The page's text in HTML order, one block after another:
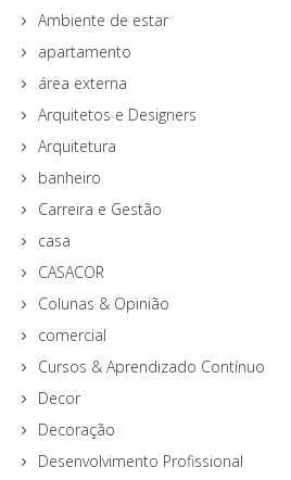
Ambiente de estar
apartamento
área externa
Arquitetos e Designers
Arquitetura
banheiro
Carreira e Gestão
casa
CASACOR
Colunas & Opinião
comercial
Cursos & Aprendizado Contínuo
Decor
Decoração
Desenvolvimento Profissional